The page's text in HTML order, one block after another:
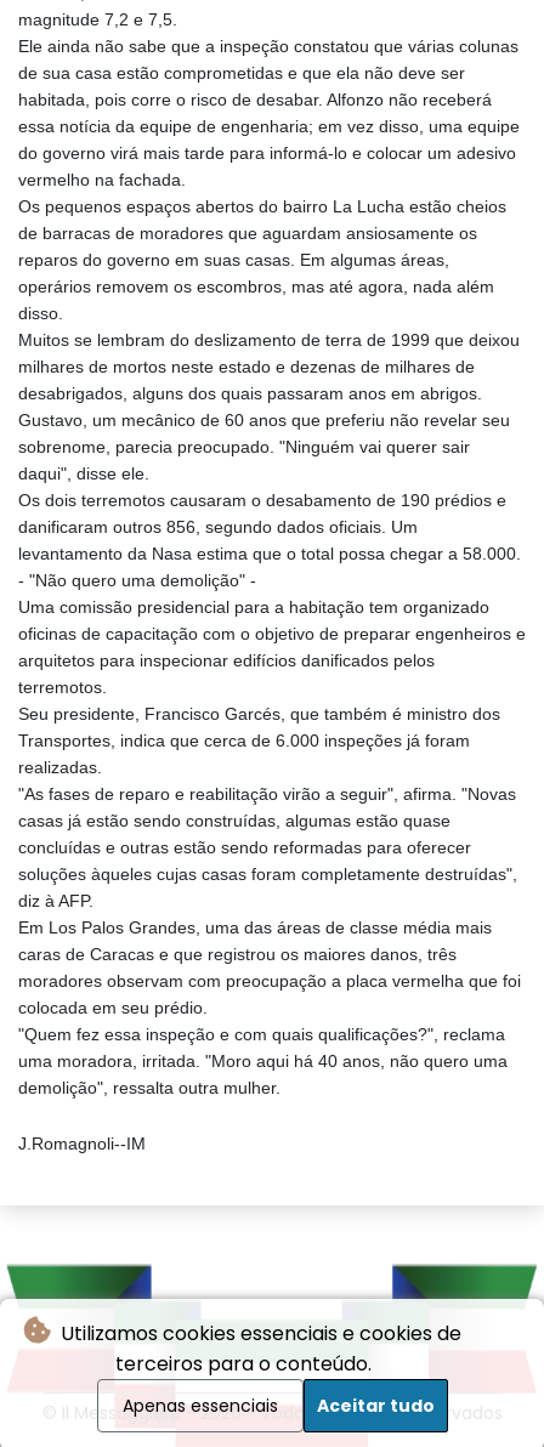
Utilizamos cookies essenciais e cookies de
terceiros para o conteúdo.
Apenas essenciais Aceitar tudo
magnitude 7,2 e 7,5.
Ele ainda não sabe que a inspeção constatou que várias colunas
de sua casa estão comprometidas e que ela não deve ser
habitada, pois corre o risco de desabar. Alfonzo não receberá
essa notícia da equipe de engenharia; em vez disso, uma equipe
do governo virá mais tarde para informá-lo e colocar um adesivo
vermelho na fachada.
Os pequenos espaços abertos do bairro La Lucha estão cheios
de barracas de moradores que aguardam ansiosamente os
reparos do governo em suas casas. Em algumas áreas,
operários removem os escombros, mas até agora, nada além
disso.
Muitos se lembram do deslizamento de terra de 1999 que deixou
milhares de mortos neste estado e dezenas de milhares de
desabrigados, alguns dos quais passaram anos em abrigos.
Gustavo, um mecânico de 60 anos que preferiu não revelar seu
sobrenome, parecia preocupado. "Ninguém vai querer sair
daqui", disse ele.
Os dois terremotos causaram o desabamento de 190 prédios e
danificaram outros 856, segundo dados oficiais. Um
levantamento da Nasa estima que o total possa chegar a 58.000.
- "Não quero uma demolição" -
Uma comissão presidencial para a habitação tem organizado
oficinas de capacitação com o objetivo de preparar engenheiros e
arquitetos para inspecionar edifícios danificados pelos
terremotos.
Seu presidente, Francisco Garcés, que também é ministro dos
Transportes, indica que cerca de 6.000 inspeções já foram
realizadas.
"As fases de reparo e reabilitação virão a seguir", afirma. "Novas
casas já estão sendo construídas, algumas estão quase
concluídas e outras estão sendo reformadas para oferecer
soluções àqueles cujas casas foram completamente destruídas",
diz à AFP.
Em Los Palos Grandes, uma das áreas de classe média mais
caras de Caracas e que registrou os maiores danos, três
moradores observam com preocupação a placa vermelha que foi
colocada em seu prédio.
"Quem fez essa inspeção e com quais qualificações?", reclama
uma moradora, irritada. "Moro aqui há 40 anos, não quero uma
demolição", ressalta outra mulher.
J.Romagnoli--IM
© Il Messaggiere - 2026 - Todos os direitos reservados